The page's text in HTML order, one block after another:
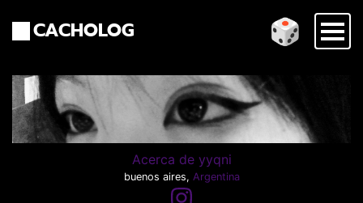
CACHOLOG 🎲
Acerca de yyqni
buenos aires, Argentina